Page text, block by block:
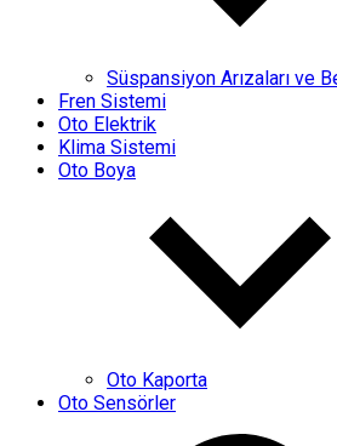
Süspansiyon Arızaları ve
Fren Sistemi
Oto Elektrik
Klima Sistemi
Oto Boya
Oto Kaporta
Oto Sensörler